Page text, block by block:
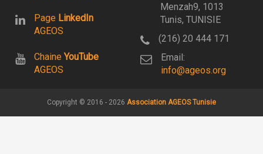
Page LinkedIn
AGEOS
ChaineYouTube
AGEOS
Menzah9, 1013
Tunis, TUNISIE
(216) 20 444 171
Email:
info@ageos.org
Copyright © 2016 - 2026 Association AGEOS Tunisie